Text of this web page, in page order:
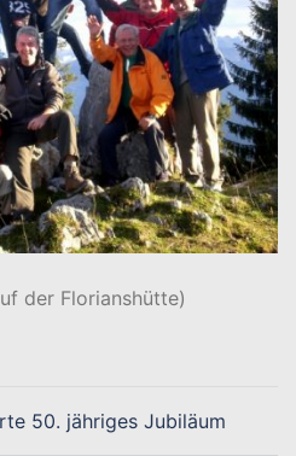
der Florianshütte)
50. jähriges Jubiläum